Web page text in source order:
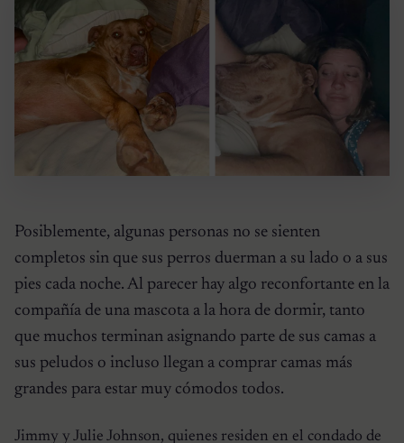
Posiblemente, algunas personas no se sienten
completos sin que sus perros duerman a su lado o a sus
pies cada noche. Al parecer hay algo reconfortante en la
compañía de una mascota a la hora de dormir, tanto
que muchos terminan asignando parte de sus camas a
sus peludos o incluso llegan a comprar camas más
grandes para estar muy cómodos todos.
Jimmy y Julie Johnson, quienes residen en el condado de